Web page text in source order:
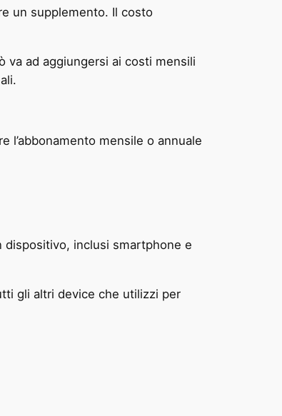
un supplemento. Il costo
va ad aggiungersi ai costi mensili
l’abbonamento mensile o annuale
inclusi smartphone e
gli altri device che utilizzi per